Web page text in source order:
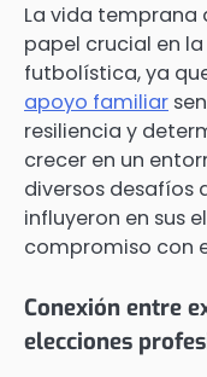
La vida temprana
papel crucial en
futbolística, ya
apoyo familiar
resiliencia y
crecer en un
diversos desafíos
influyeron en sus
compromiso con
Conexión entre
elecciones